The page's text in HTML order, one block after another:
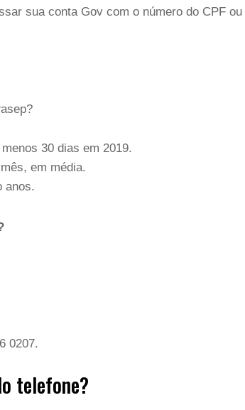
sua conta Gov com o número do CPF ou
30 dias em 2019.
em média.
anos.
0207.
telefone?